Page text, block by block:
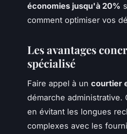
économies jusqu'à 20%
comment optimiser vos
Les avantages
spécialisé
Faire appel à un courtier
démarche
en évitant les longues
complexes avec les